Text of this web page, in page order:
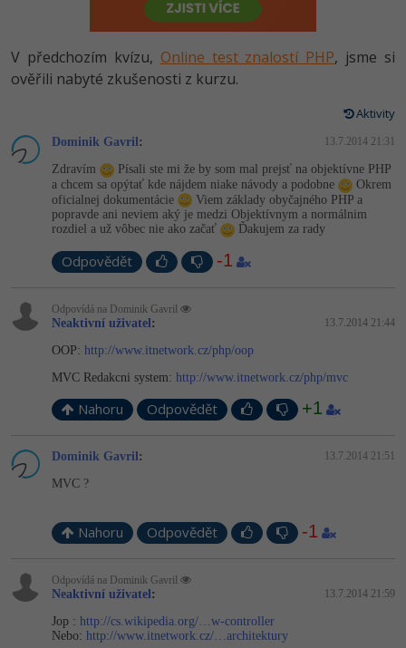
HTML5, CSS3, Bootstrap, SEO
SQL a databáze
UML a návrhové vzory
React
Django
Best practices
PHP
JavaScript
HTML / CSS
UML a návrhové vzory
MySQL/MariaDB
Vývojář mobilních aplikací
Specialista na AI a bigdata
Webdesigner
Tester
Systémový administrátor
Grafik / UX/UI návrhář
3D grafik
Projektový manažer
Databázový analytik
SEO specialista
-80%
JavaScript -80%
C++ -80%
Swift -80%
Kotlin -80%
C -80%
VB.NET
SQL
Návrh SW
Pro děti
Fórum
V předchozím kvízu, Online test znalostí PHP, jsme si
ověřili nabyté zkušenosti z kurzu.
Aktivity
Dominik Gavril: 13.7.2014 21:31
Zdravím
Písali ste mi že by som mal prejsť na objektívne PHP
a chcem sa opýtať kde nájdem niake návody a podobne
Okrem
oficialnej dokumentácie
Viem základy obyčajného PHP a
popravde ani neviem aký je medzi Objektívnym a normálnim
rozdiel a už vôbec nie ako začať
Ďakujem za rady
Odpovědět -1
Odpovídá na Dominik Gavril
Neaktivní uživatel: 13.7.2014 21:44
OOP: http://www.itnetwork.cz/php/oop
MVC Redakcni system: http://www.itnetwork.cz/php/mvc
Nahoru Odpovědět +1
Dominik Gavril: 13.7.2014 21:51
MVC ?
Nahoru Odpovědět -1
Odpovídá na Dominik Gavril
Neaktivní uživatel: 13.7.2014 21:59
Jop : http://cs.wikipedia.org/…w-controller
Nebo: http://www.itnetwork.cz/…architektury